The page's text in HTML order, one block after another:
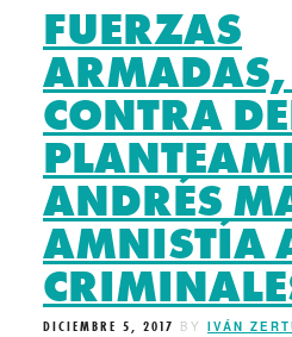
FUERZAS
ARMADAS,
CONTRA
ANDRÉS
AMNISTÍA
DICIEMBRE 5, 2017 BY IVÁN